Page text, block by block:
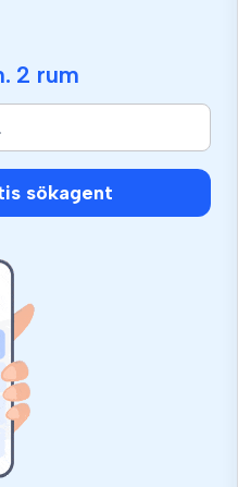
2 rum
sökagent